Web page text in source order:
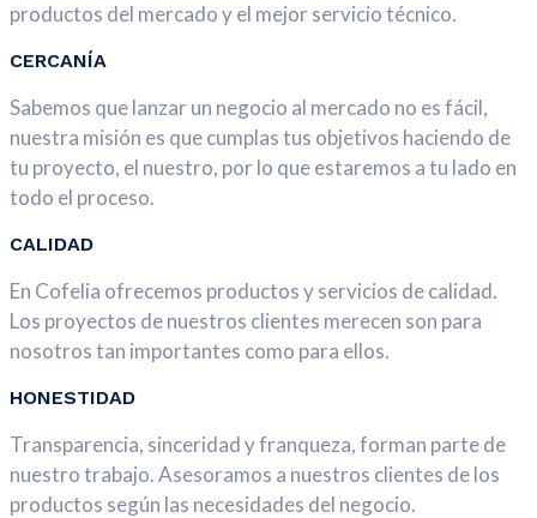
productos del mercado y el mejor servicio técnico.
CERCANÍA
Sabemos que lanzar un negocio al mercado no es fácil,
nuestra misión es que cumplas tus objetivos haciendo de
tu proyecto, el nuestro, por lo que estaremos a tu lado en
todo el proceso.
CALIDAD
En Cofelia ofrecemos productos y servicios de calidad.
Los proyectos de nuestros clientes merecen son para
nosotros tan importantes como para ellos.
HONESTIDAD
Transparencia, sinceridad y franqueza, forman parte de
nuestro trabajo. Asesoramos a nuestros clientes de los
productos según las necesidades del negocio.